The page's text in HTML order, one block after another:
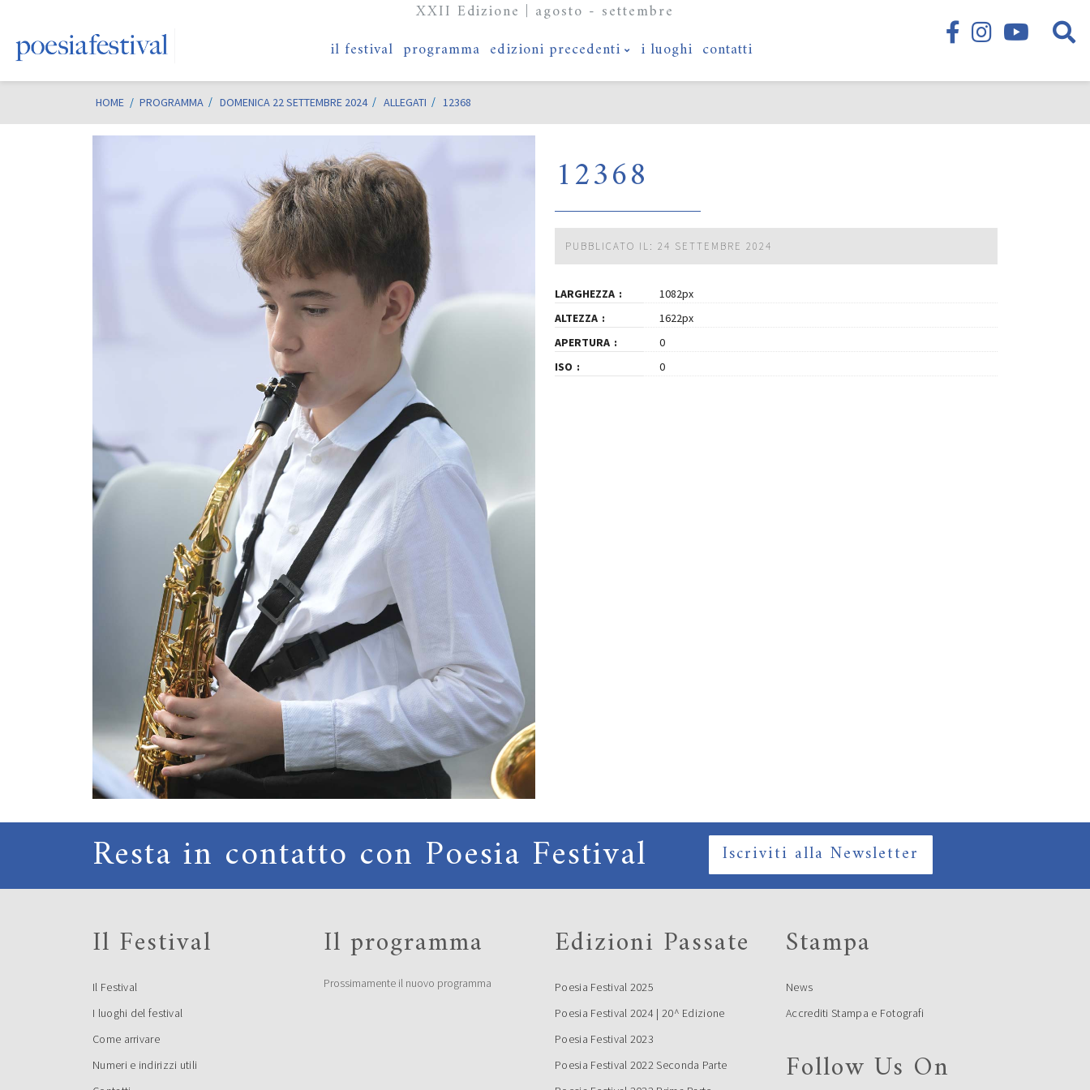
XXII Edizione | agosto - settembre
il festival programma edizioni precedenti i luoghi contatti
HOME / PROGRAMMA DOMENICA 22 SETTEMBRE 2024 ALLEGATI 12368
12368
PUBBLICATO IL: 24 SETTEMBRE 2024
LARGHEZZA
1082px
ALTEZZA
1622px
APERTURA
0
ISO
0
Resta in contatto con Poesia Festival Iscriviti alla Newsletter
Il Festival
Il Festival
I luoghi del festival
Come arrivare
Numeri e indirizzi utili
Il programma
Prossimamente il nuovo programma
Edizioni Passate
Poesia Festival 2025
Poesia Festival 2024 | 20^ Edizione
Poesia Festival 2023
Poesia Festival 2022 Seconda Parte
Stampa
News
Accrediti Stampa e Fotografi
Follow Us On